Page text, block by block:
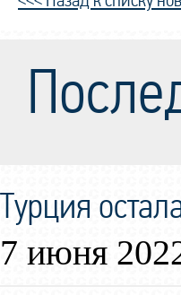
Турция
7 июня